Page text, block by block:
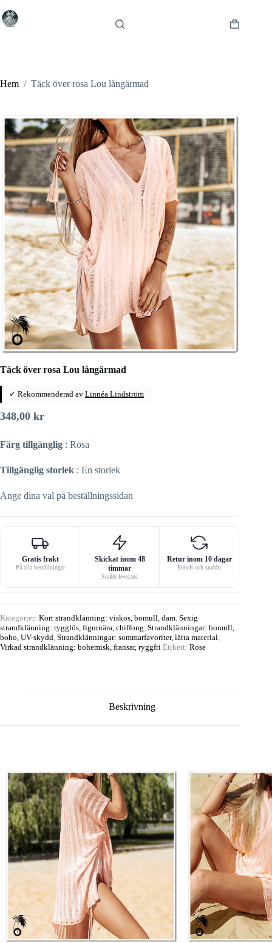
till
innehåll
Varukorg
Hem / Täck över rosa Lou långärmad
Täck över rosa Lou långärmad
✓ Rekommenderad av Linnéa Lindström
348,00 kr
Färg tillgänglig : Rosa
Tillgänglig storlek : En storlek
Ange dina val på beställningssidan
Gratis frakt
På alla beställningar
Skickat inom 48
timmar
Snabb leverans
Retur inom 10 dagar
Enkelt och snabbt
Kategorier: Kort strandklänning: viskos, bomull, dam Sexig
strandklänning: rygglös, figurnära, chiffong Strandklänningar: bomull,
boho, UV-skydd Strandklänningar: sommarfavoriter, lätta material
Virkad strandklänning: bohemisk, fransar, ryggfri Etikett: Rose
Beskrivning